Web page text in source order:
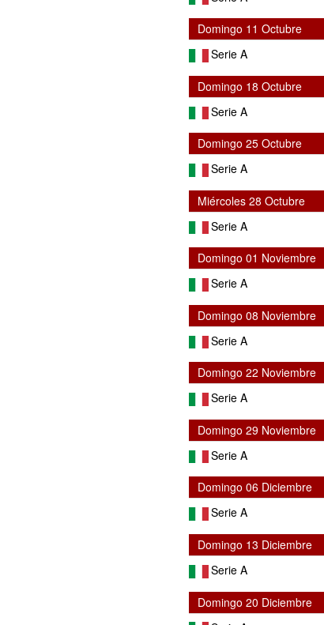
Domingo 11 Octubre
Serie A
Domingo 18 Octubre
Serie A
Domingo 25 Octubre
Serie A
Miércoles 28 Octubre
Serie A
Domingo 01 Noviembre
Serie A
Domingo 08 Noviembre
Serie A
Domingo 22 Noviembre
Serie A
Domingo 29 Noviembre
Serie A
Domingo 06 Diciembre
Serie A
Domingo 13 Diciembre
Serie A
Domingo 20 Diciembre